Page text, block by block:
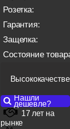
Розетка:
Гарантия:
Защелка:
Состояние
Нашли
дешевле?
17 лет на
рынке